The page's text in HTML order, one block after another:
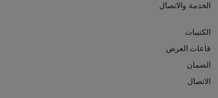
الخدمة والاتصال
الكتيبات
قاعات العرض
الضمان
الاتصال